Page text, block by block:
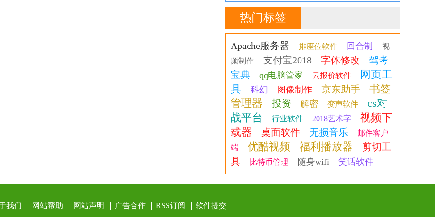
热门标签
Apache服务器 排座位软件 回合制
视
频制作
支付宝2018 字体修改
驾考
宝典
qq电脑管家 云报价软件
网页工
具
科幻 图像制作 京东助手
书签
管理器
投资 解密 变声软件
cs对
战平台
行业软件 2018艺术字
视频下
载器
桌面软件 无损音乐
邮件客户
端
优酷视频 福利播放器
剪切工
具
比特币管理 随身wifi 笑话软件
我们 网站帮助 网站声明 广告合作 RSS订阅 软件提交